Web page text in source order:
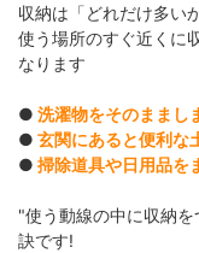
収納は「どれだけ多い
使う場所のすぐ近くに
なります
● 洗濯物をそのままし
● 玄関にあると便利な
● 掃除道具や日用品を
"使う動線の中に収納
訣です!